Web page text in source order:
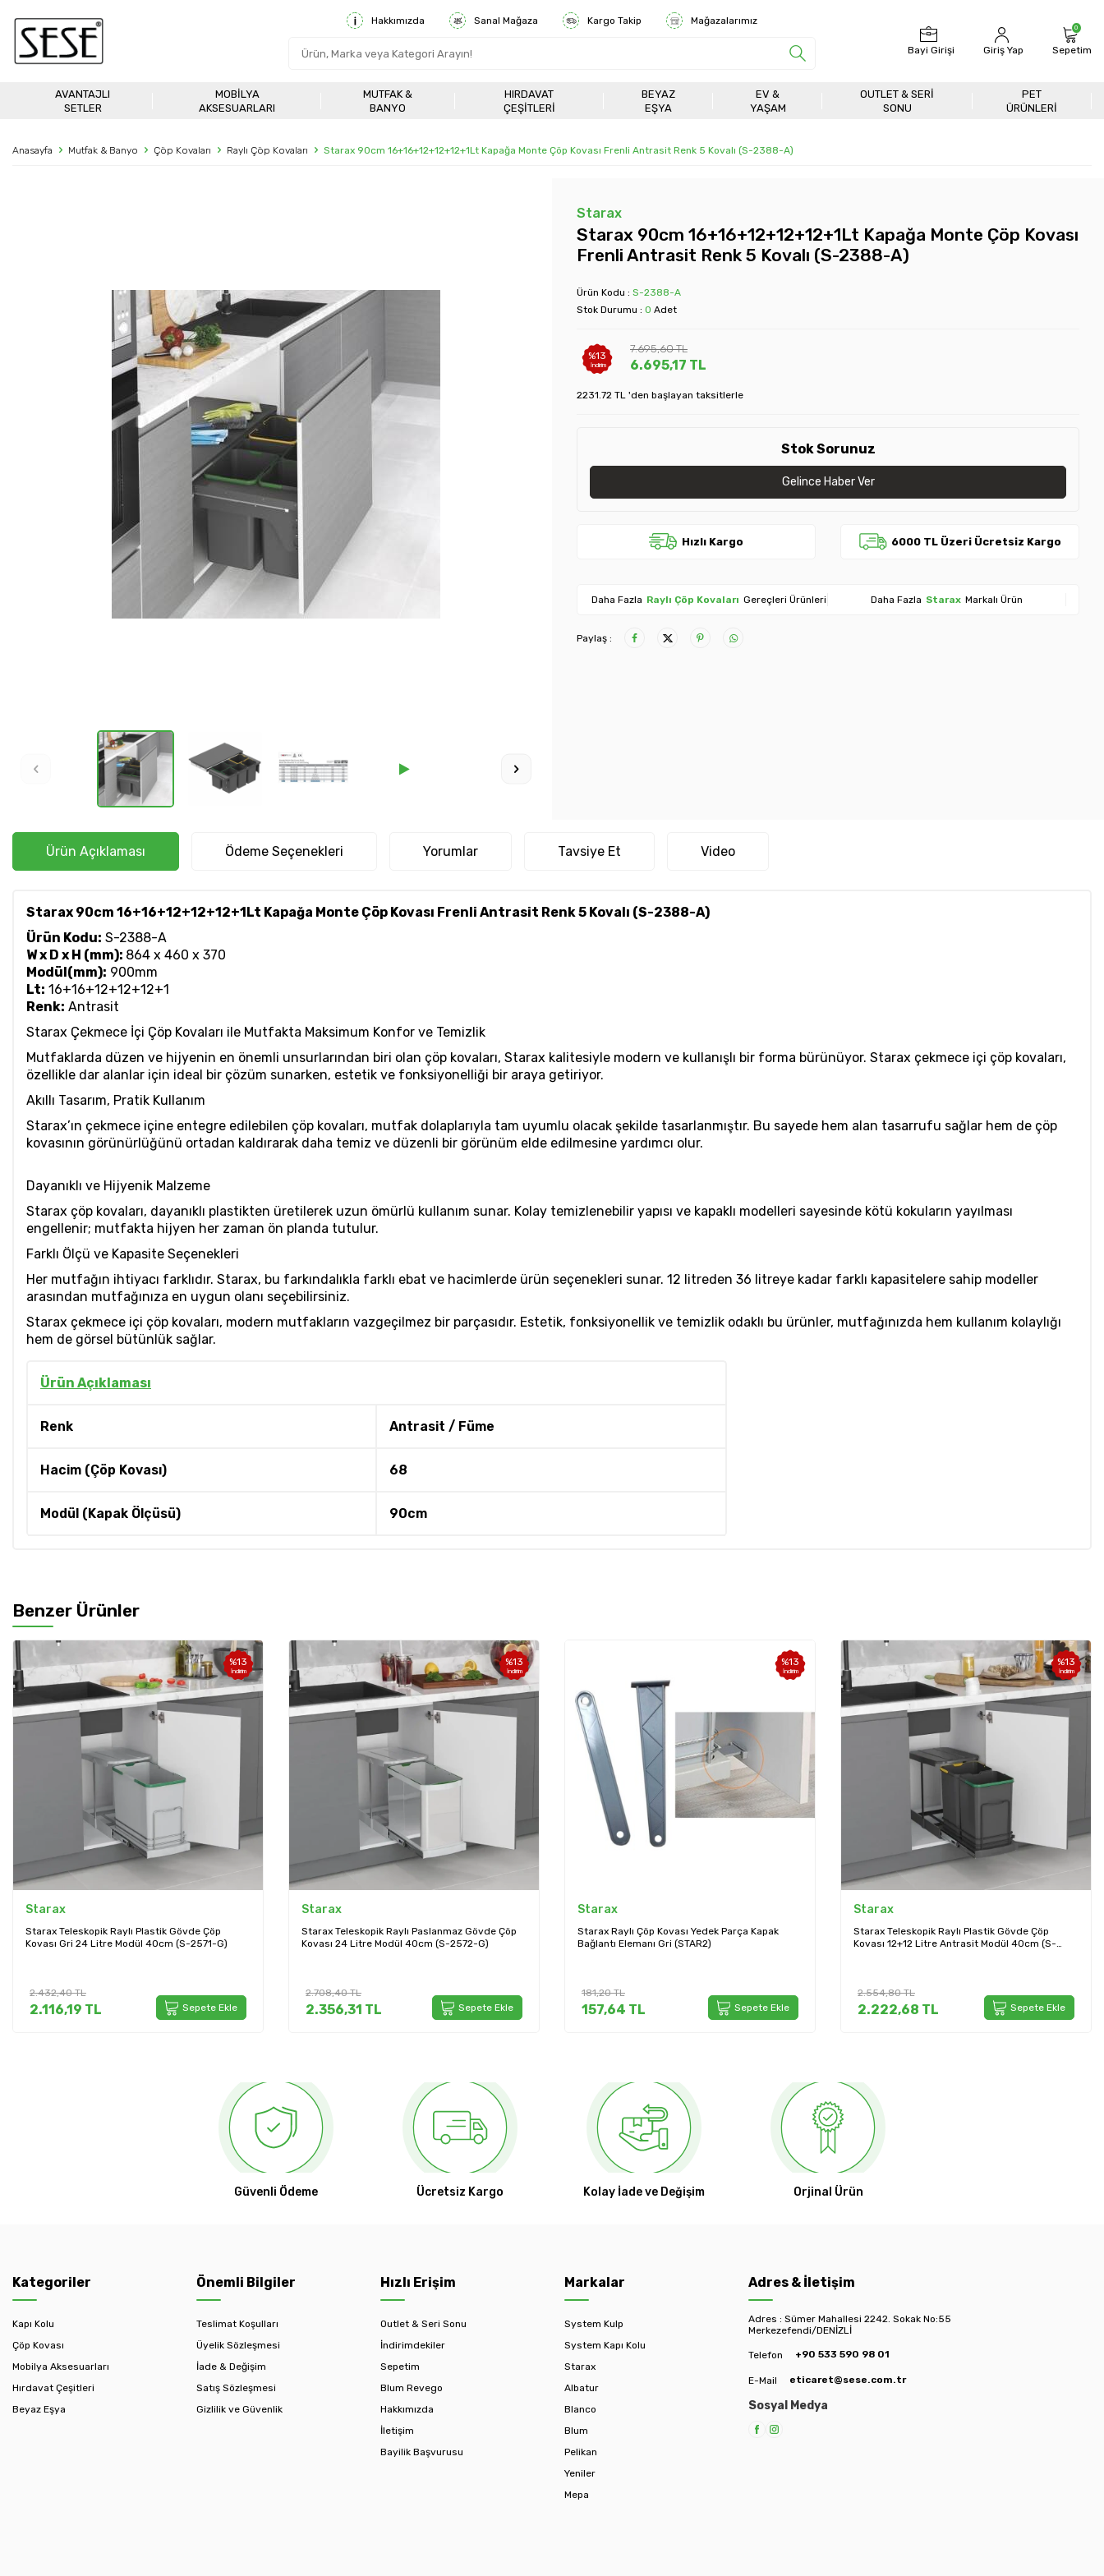
Hakkımızda Sanal Mağaza Kargo Takip Mağazalarımız
Bayi Girişi Giriş Yap
0
Sepetim
AVANTAJLI
SETLER
MOBILYA
AKSESUARLARI
MUTFAK &
BANYO
HIRDAVAT
ÇEŞITLERI
BEYAZ
EŞYA
EV &
YAŞAM
OUTLET & SERI
SONU
PET
ÜRÜNLERİ
Anasayfa Mutfak & Banyo Çöp Kovaları Raylı Çöp Kovaları Starax 90cm 16+16+12+12+12+1Lt Kapağa Monte Çöp Kovası Frenli Antrasit Renk 5 Kovalı (S-2388-A)
Starax
Starax 90cm 16+16+12+12+12+1Lt Kapağa Monte Çöp Kovası
Frenli Antrasit Renk 5 Kovalı (S-2388-A)
Ürün Kodu : S-2388-A
Stok Durumu : 0 Adet
%13
İndirim
7.695,60TL
6.695,17 TL
2231.72 TL 'den başlayan taksitlerle
Stok Sorunuz
Gelince Haber Ver
Hızlı Kargo 6000 TL Üzeri Ücretsiz Kargo
Daha Fazla Raylı Çöp Kovaları Gereçleri Ürünleri Daha Fazla Starax Markalı Ürün
Paylaş :
Ürün Açıklaması Ödeme Seçenekleri Yorumlar Tavsiye Et Video
Starax 90cm 16+16+12+12+12+1Lt Kapağa Monte Çöp Kovası Frenli Antrasit Renk 5 Kovalı (S-2388-A)
Ürün Kodu: S-2388-A
W x D x H (mm): 864 x 460 x 370
Modül(mm): 900mm
Lt: 16+16+12+12+12+1
Renk: Antrasit
Starax Çekmece İçi Çöp Kovaları ile Mutfakta Maksimum Konfor ve Temizlik
Mutfaklarda düzen ve hijyenin en önemli unsurlarından biri olan çöp kovaları, Starax kalitesiyle modern ve kullanışlı bir forma bürünüyor. Starax çekmece içi çöp kovaları,
özellikle dar alanlar için ideal bir çözüm sunarken, estetik ve fonksiyonelliği bir araya getiriyor.
Akıllı Tasarım, Pratik Kullanım
Starax’ın çekmece içine entegre edilebilen çöp kovaları, mutfak dolaplarıyla tam uyumlu olacak şekilde tasarlanmıştır. Bu sayede hem alan tasarrufu sağlar hem de çöp
kovasının görünürlüğünü ortadan kaldırarak daha temiz ve düzenli bir görünüm elde edilmesine yardımcı olur.
Dayanıklı ve Hijyenik Malzeme
Starax çöp kovaları, dayanıklı plastikten üretilerek uzun ömürlü kullanım sunar. Kolay temizlenebilir yapısı ve kapaklı modelleri sayesinde kötü kokuların yayılması
engellenir; mutfakta hijyen her zaman ön planda tutulur.
Farklı Ölçü ve Kapasite Seçenekleri
Her mutfağın ihtiyacı farklıdır. Starax, bu farkındalıkla farklı ebat ve hacimlerde ürün seçenekleri sunar. 12 litreden 36 litreye kadar farklı kapasitelere sahip modeller
arasından mutfağınıza en uygun olanı seçebilirsiniz.
Starax çekmece içi çöp kovaları, modern mutfakların vazgeçilmez bir parçasıdır. Estetik, fonksiyonellik ve temizlik odaklı bu ürünler, mutfağınızda hem kullanım kolaylığı
hem de görsel bütünlük sağlar.
Ürün Açıklaması
Renk Antrasit / Füme
Hacim (Çöp Kovası) 68
Modül (Kapak Ölçüsü) 90cm
Benzer Ürünler
%13
İndirim
Starax
Starax Teleskopik Raylı Plastik Gövde Çöp
Kovası Gri 24 Litre Modül 40cm (S-2571-G)
2.432,40TL
2.116,19 TL Sepete Ekle
%13
İndirim
Starax
Starax Teleskopik Raylı Paslanmaz Gövde Çöp
Kovası 24 Litre Modül 40cm (S-2572-G)
2.708,40TL
2.356,31 TL Sepete Ekle
%13
İndirim
Starax
Starax Raylı Çöp Kovası Yedek Parça Kapak
Bağlantı Elemanı Gri (STAR2)
181,20TL
157,64 TL Sepete Ekle
%13
İndirim
Starax
Starax Teleskopik Raylı Plastik Gövde Çöp
Kovası 12+12 Litre Antrasit Modül 40cm (S-
2.554,80TL
2.222,68 TL Sepete Ekle
Güvenli Ödeme Ücretsiz Kargo Kolay İade ve Değişim Orjinal Ürün
Kategoriler
Kapı Kolu
Çöp Kovası
Mobilya Aksesuarları
Hırdavat Çeşitleri
Beyaz Eşya
Önemli Bilgiler
Teslimat Koşulları
Üyelik Sözleşmesi
İade & Değişim
Satış Sözleşmesi
Gizlilik ve Güvenlik
Hızlı Erişim
Outlet & Seri Sonu
İndirimdekiler
Sepetim
Blum Revego
Hakkımızda
İletişim
Bayilik Başvurusu
Markalar
System Kulp
System Kapı Kolu
Starax
Albatur
Blanco
Blum
Pelikan
Yeniler
Mepa
Adres & İletişim
Adres : Sümer Mahallesi 2242. Sokak No:55
Merkezefendi/DENİZLİ
Telefon +90 533 590 98 01
E-Mail eticaret@sese.com.tr
Sosyal Medya